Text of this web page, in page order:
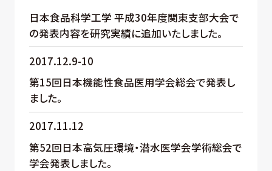
日本食品科学工学 平成30年度関東支部大会で
の発表内容を研究実績に追加いたしました。
2017.12.9-10
第15回日本機能性食品医用学会総会で発表し
ました。
2017.11.12
第52回日本高気圧環境・潜水医学会学術総会で
学会発表しました。